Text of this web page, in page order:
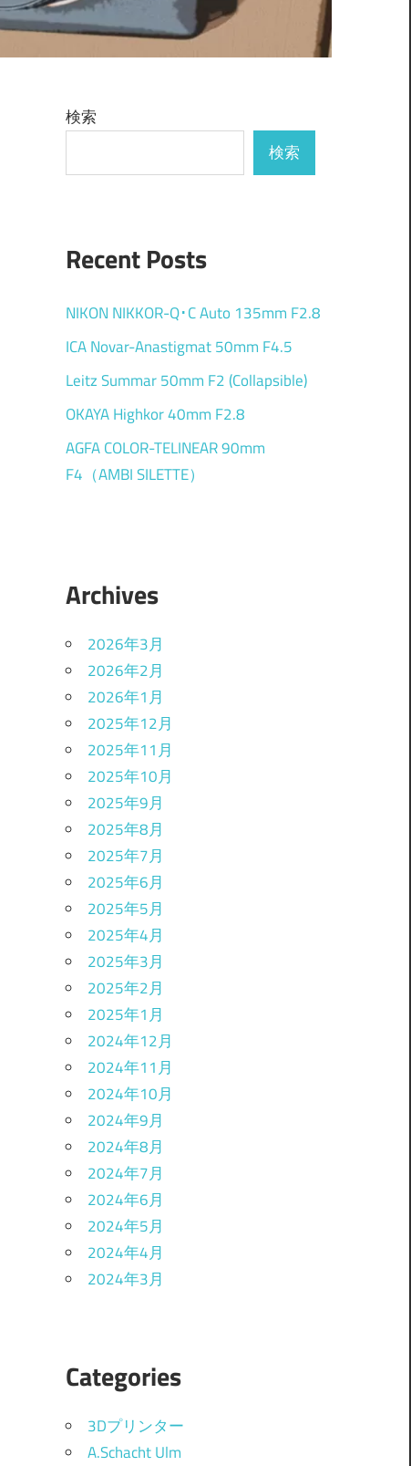
検索
検索
Recent Posts
NIKON NIKKOR-Q･C Auto 135mm F2.8
ICA Novar-Anastigmat 50mm F4.5
Leitz Summar 50mm F2 (Collapsible)
OKAYA Highkor 40mm F2.8
AGFA COLOR-TELINEAR 90mm
F4（AMBI SILETTE）
Archives
2026年3月
2026年2月
2026年1月
2025年12月
2025年11月
2025年10月
2025年9月
2025年8月
2025年7月
2025年6月
2025年5月
2025年4月
2025年3月
2025年2月
2025年1月
2024年12月
2024年11月
2024年10月
2024年9月
2024年8月
2024年7月
2024年6月
2024年5月
2024年4月
2024年3月
Categories
3Dプリンター
A.Schacht Ulm